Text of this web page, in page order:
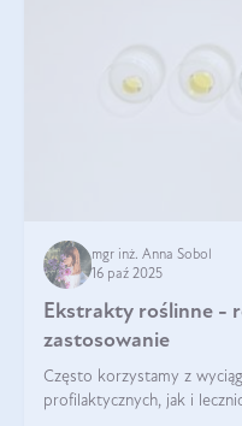
mgr inż. Anna Sobol
16 paź 2025
Ekstrakty roślinne -
zastosowanie
Często korzystamy z
profilaktycznych, jak i